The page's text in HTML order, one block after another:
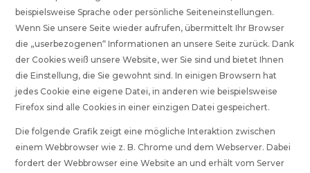
beispielsweise Sprache oder persönliche Seiteneinstellungen.
Wenn Sie unsere Seite wieder aufrufen, übermittelt Ihr Browser
die „userbezogenen“ Informationen an unsere Seite zurück. Dank
der Cookies weiß unsere Website, wer Sie sind und bietet Ihnen
die Einstellung, die Sie gewohnt sind. In einigen Browsern hat
jedes Cookie eine eigene Datei, in anderen wie beispielsweise
Firefox sind alle Cookies in einer einzigen Datei gespeichert.
Die folgende Grafik zeigt eine mögliche Interaktion zwischen
einem Webbrowser wie z. B. Chrome und dem Webserver. Dabei
fordert der Webbrowser eine Website an und erhält vom Server